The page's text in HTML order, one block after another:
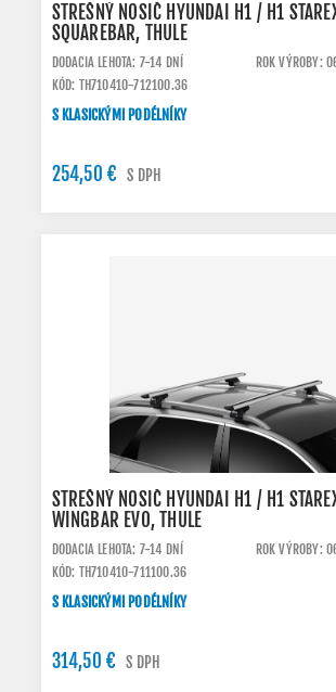
STREŠNÝ NOSIČ HYUNDAI H1 / H1
SQUAREBAR, THULE
DODACIA LEHOTA: 7-14 DNÍ
ROK
KÓD: TH710410-712100.36
S KLASICKÝMI PODÉLNÍKY
254,50 € S DPH
STREŠNÝ NOSIČ HYUNDAI H1 / H1
WINGBAR EVO, THULE
DODACIA LEHOTA: 7-14 DNÍ
ROK
KÓD: TH710410-711100.36
S KLASICKÝMI PODÉLNÍKY
314,50 € S DPH